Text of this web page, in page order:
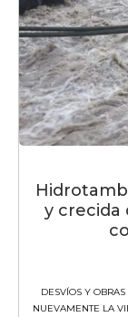
y crecida
DESVÍOS Y
NUEVAMENTE LA